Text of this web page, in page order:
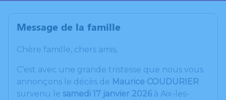
Message de la famille
Chère famille, chers amis,
C’est avec une grande tristesse que nous vous
annonçons le décès de Maurice COUDURIER
survenu le samedi 17 janvier 2026à Aix-les-